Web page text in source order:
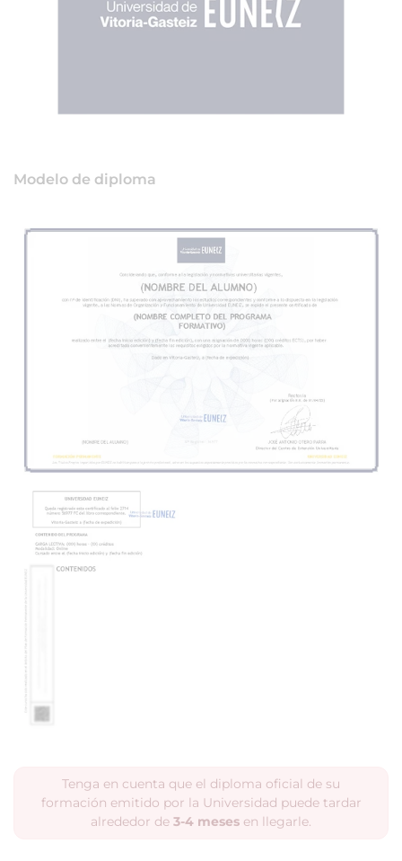
Modelo de diploma
Tenga en cuenta que el diploma oficial de su
formación emitido por la Universidad puede tardar
alrededor de 3-4 meses en llegarle.